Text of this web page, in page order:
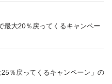
最大20％戻ってくるキャンペー
％戻ってくるキャンペーン」の